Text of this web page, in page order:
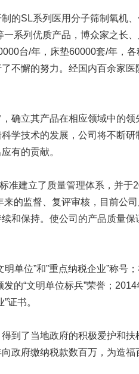
SL系列医用分子筛制氧机、
系列优质产品，博众家之长
台/年，床垫60000套/年，
不懈的努力。经国内百余家
立其产品在相应领域中的领
学技术的发展，公司将不断
有的贡献。
建立了质量管理体系，并于
的监督、复评审核，目前公
和保持。使公司的产品质量
位”和”重点纳税企业”称号
的“文明单位标兵”荣誉；
证书。
了当地政府的积极爱护和扶
政府缴纳税款数百万，为造福